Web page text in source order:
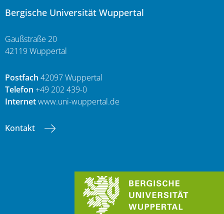
Bergische Universität Wuppertal
Gaußstraße 20
42119 Wuppertal
Postfach 42097 Wuppertal
Telefon +49 202 439-0
Internetwww.uni-wuppertal.de
Kontakt